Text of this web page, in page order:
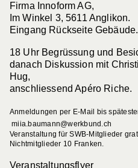
Firma Innoform AG,
Im Winkel 3, 5611 Anglikon.
Eingang Rückseite Gebäude.
18 Uhr Begrüssung und
danach Diskussion mit
Hug,
anschliessend Apéro Riche.
Anmeldungen per E-Mail bis
miia.baumann@werkbund.ch
Veranstaltung für SWB-Mitglieder
Nichtmitglieder 10 Franken.
Veranstaltungsflyer